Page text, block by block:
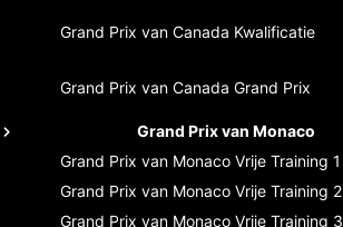
Grand Prix van Canada Kwalificatie
Grand Prix van Canada Grand Prix
Grand Prix van Monaco
Grand Prix van Monaco Vrije Training 1
Grand Prix van Monaco Vrije Training 2
Grand Prix van Monaco Vrije Training 3